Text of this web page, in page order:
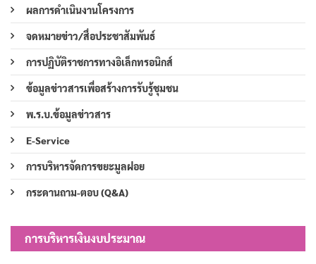
ผลการดำเนินงานโครงการ
จดหมายข่าว/สื่อประชาสัมพันธ์
การปฏิบัติราชการทางอิเล็กทรอนิกส์
ข้อมูลข่าวสารเพื่อสร้างการรับรู้ชุมชน
พ.ร.บ.ข้อมูลข่าวสาร
E-Service
การบริหารจัดการขยะมูลฝอย
กระดานถาม-ตอบ (Q&A)
การบริหารเงินงบประมาณ